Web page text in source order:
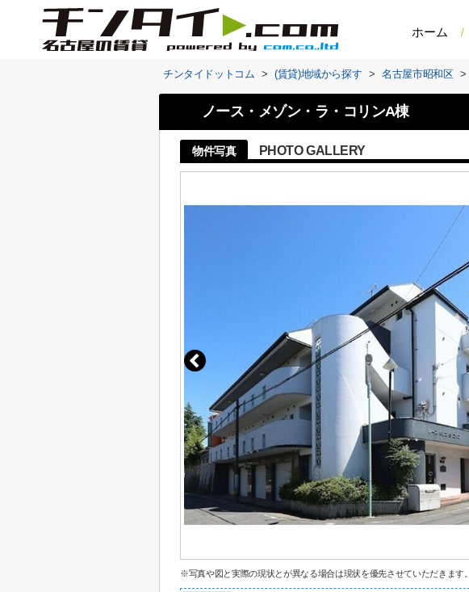
ホーム
チンタイドットコム > (賃貸)地域から探す > 名古屋市昭和区 >
ノース・メゾン・ラ・コリンA棟
物件写真 PHOTO GALLERY
※写真や図と実際の現状とが異なる場合は現状を優先させていただきます。